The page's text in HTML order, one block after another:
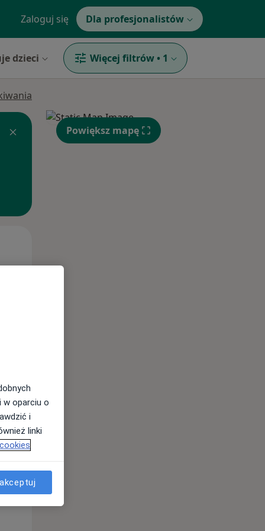
Zaloguj się Dla profesjonalistów
dzieci Więcej filtrów • 1
Pon,
10 Sie
Powiększ mapę
w oparciu o
i
linki